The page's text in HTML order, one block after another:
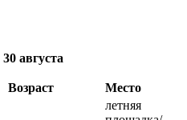
30 августа
Возраст Место
летняя